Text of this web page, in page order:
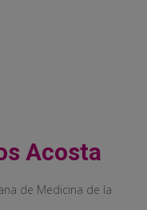
Acosta
de Medicina de la